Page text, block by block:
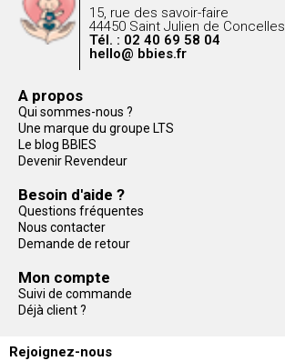
15, rue des savoir-faire
44450 Saint Julien de Concelles
Tél. : 02 40 69 58 04
hello@ bbies.fr
A propos
Qui sommes-nous ?
Une marque du groupe LTS
Le blog BBIES
Devenir Revendeur
Besoin d'aide ?
Questions fréquentes
Nous contacter
Demande de retour
Mon compte
Suivi de commande
Déjà client ?
Rejoignez-nous